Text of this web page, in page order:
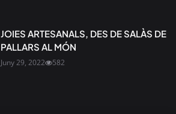
JOIES ARTESANALS, DES DE SALÀS DE
PALLARS AL MÓN
Juny 29, 2022 582